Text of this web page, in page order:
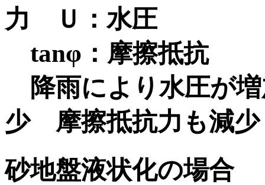
力 Ｕ：水圧
tanφ：摩擦抵抗
降雨により水圧が
少 摩擦抵抗力も減少
砂地盤液状化の場合